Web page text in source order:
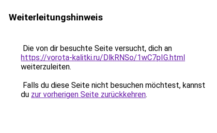
Weiterleitungshinweis
Die von dir besuchte Seite versucht, dich an
https://vorota-kalitki.ru/DlkRNSo/1wC7pIG.html
weiterzuleiten.
Falls du diese Seite nicht besuchen möchtest, kannst
du zur vorherigen Seite zurückkehren.